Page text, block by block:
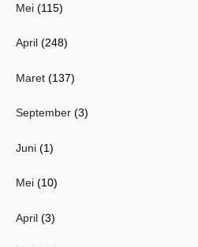
Mei (115)
April (248)
Maret (137)
September (3)
Juni (1)
Mei (10)
April (3)